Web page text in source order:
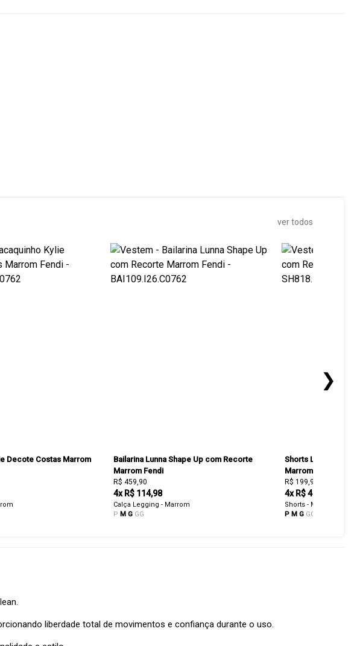
ver todos
Decote Costas Marrom
Bailarina Lunna Shape Up com Recorte
Marrom Fendi
R$ 459,90
4x R$ 114,98
Calça Legging - Marrom
P M G GG
Shorts Lunna
Marrom Fendi
R$ 199,90
4x R$ 49,98
Shorts - Marrom
P M G GG
❯
liberdade total de movimentos e confiança durante o uso.